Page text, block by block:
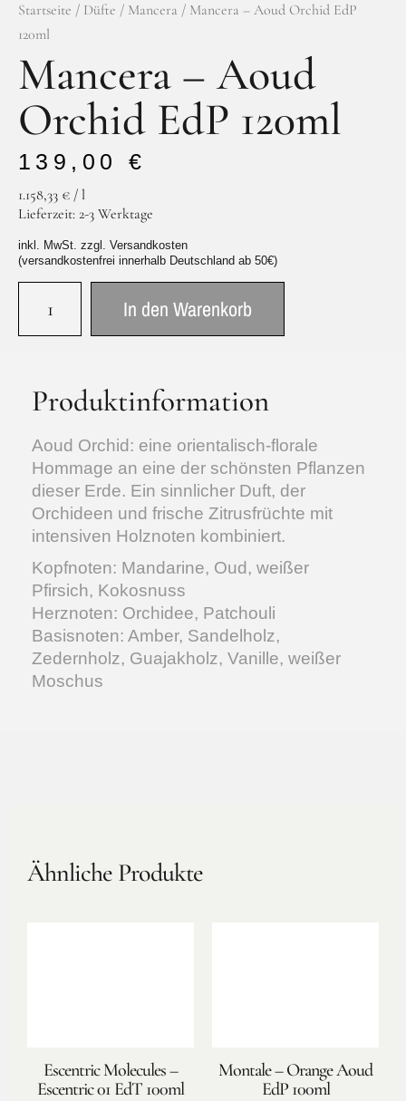
Startseite / Düfte / Mancera / Mancera – Aoud Orchid EdP
120ml
Mancera – Aoud
Orchid EdP 120ml
139,00 €
1.158,33 € / l
Lieferzeit: 2-3 Werktage
inkl. MwSt. zzgl. Versandkosten
(versandkostenfrei innerhalb Deutschland ab 50€)
In den Warenkorb
Produktinformation
Aoud Orchid: eine orientalisch-florale
Hommage an eine der schönsten Pflanzen
dieser Erde. Ein sinnlicher Duft, der
Orchideen und frische Zitrusfrüchte mit
intensiven Holznoten kombiniert.
Kopfnoten: Mandarine, Oud, weißer
Pfirsich, Kokosnuss
Herznoten: Orchidee, Patchouli
Basisnoten: Amber, Sandelholz,
Zedernholz, Guajakholz, Vanille, weißer
Moschus
Ähnliche Produkte
Escentric Molecules –
Escentric 01 EdT 100ml
Montale – Orange Aoud
EdP 100ml